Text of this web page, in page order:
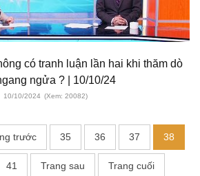
có tranh luận lần hai khi thăm dò
ngửa ? | 10/10/24
10/10/2024 (Xem: 20082)
trước 35 36 37 38
41 Trang sau Trang cuối